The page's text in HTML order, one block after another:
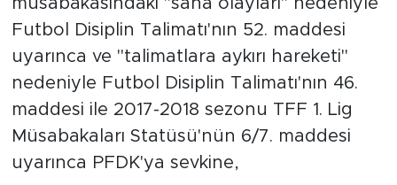
Futbol Disiplin Talimatı'nın 52. maddesi
uyarınca ve "talimatlara aykırı hareketi"
nedeniyle Futbol Disiplin Talimatı'nın 46.
maddesi ile 2017-2018 sezonu TFF 1. Lig
Müsabakaları Statüsü'nün 6/7. maddesi
uyarınca PFDK'ya sevkine,